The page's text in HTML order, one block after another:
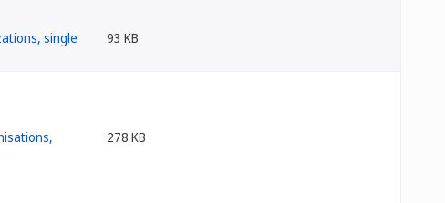
93 KB
278 KB